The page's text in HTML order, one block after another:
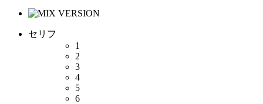
セリフ
1
2
3
4
5
6